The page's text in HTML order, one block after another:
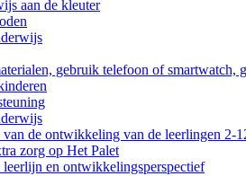
aan de kleuter
gebruik telefoon of smartwatch,
de ontwikkeling van de leerlingen 2-
zorg op Het Palet
en ontwikkelingsperspectief